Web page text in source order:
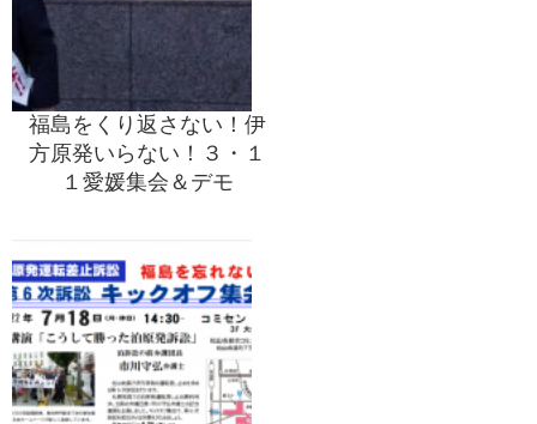
福島をくり返さない！伊
方原発いらない！３・１
１愛媛集会＆デモ